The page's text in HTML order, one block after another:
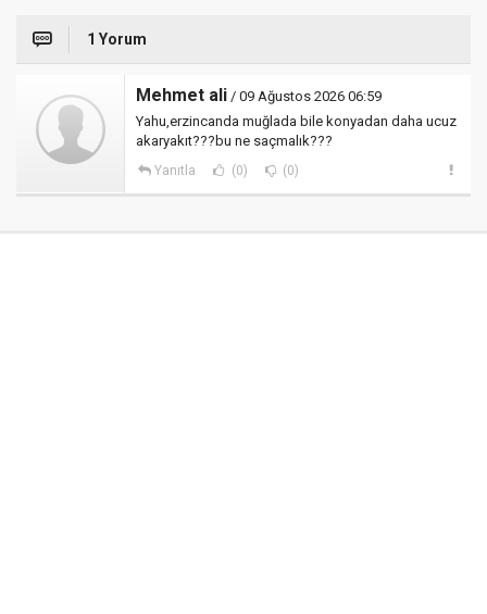
1 Yorum
Mehmet ali / 09 Ağustos 2026 06:59
Yahu,erzincanda muğlada bile konyadan daha ucuz
akaryakıt???bu ne saçmalık???
Yanıtla (0) (0)